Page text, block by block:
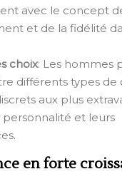
avec le concept
et de la fidélité
choix: Les hommes
différents types de
aux plus
personnalité et leurs
en forte